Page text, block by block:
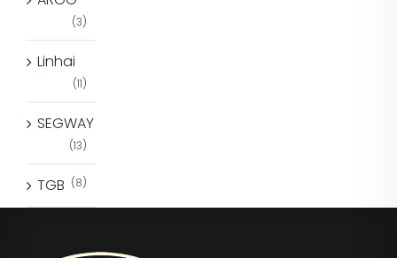
(3)
Linhai
(11)
SEGWAY
(13)
TGB (8)